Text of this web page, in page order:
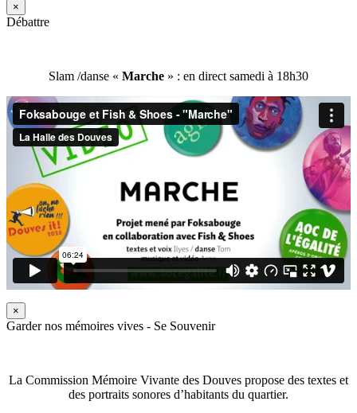
×
Débattre
Slam /danse « Marche » : en direct samedi à 18h30
×
Garder nos mémoires vives - Se Souvenir
La Commission Mémoire Vivante des Douves propose des textes et
des portraits sonores d’habitants du quartier.